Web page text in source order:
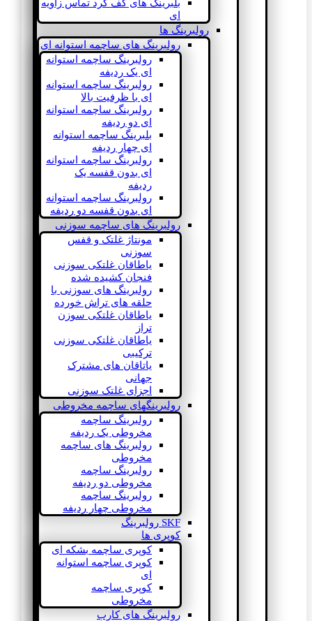
بلبرینگ های کف گرد تماس زاویه
ای
رولبرینگ ها
رولبرینگ های ساچمه استوانه ای
رولبرینگ ساچمه استوانه
ای یک ردیفه
رولبرینگ ساچمه استوانه
ای با ظرفیت بالا
رولبرینگ ساچمه استوانه
ای دو ردیفه
بلبرینگ ساچمه استوانه
ای چهار ردیفه
رولبرینگ ساچمه استوانه
ای بدون قفسه یک
ردیفه
رولبرینگ ساچمه استوانه
ای بدون قفسه دو ردیفه
رولبرینگ های ساچمه سوزنی
مونتاژ غلتک و قفس
سوزنی
یاطاقان غلتکی سوزنی
فنجان کشیده شده
رولبرینگ های سوزنی با
حلقه های تراش خورده
یاطاقان غلتکی سوزن
تراز
یاطاقان غلتکی سوزنی
ترکیبی
یاتاقان های مشترک
جهانی
اجزای غلتک سوزنی
رولبرینگهای ساچمه مخروطی
رولبرینگ ساچمه
مخروطی یک ردیفه
رولبرینگ های ساچمه
مخروطی
رولبرینگ ساچمه
مخروطی دو ردیفه
رولبرینگ ساچمه
مخروطی چهار ردیفه
SKF رولبرینگ
کوپری ها
کوپری ساچمه بشکه ای
کوپری ساچمه استوانه
ای
کوپری ساچمه
مخروطی
رولبرینگ های کارب